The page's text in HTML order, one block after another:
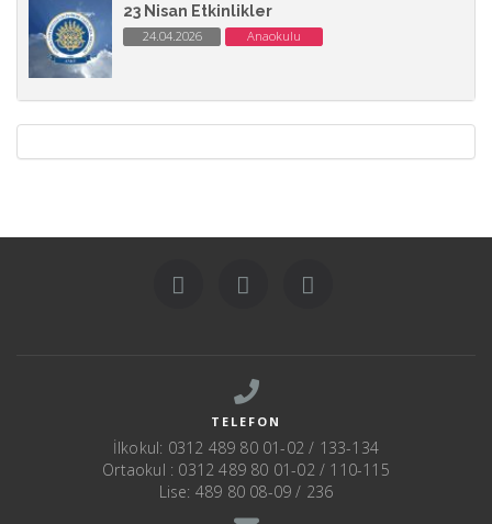
23 Nisan Etkinlikler
24.04.2026 Anaokulu
TELEFON
İlkokul: 0312 489 80 01-02 / 133-134
Ortaokul : 0312 489 80 01-02 / 110-115
Lise: 489 80 08-09 / 236